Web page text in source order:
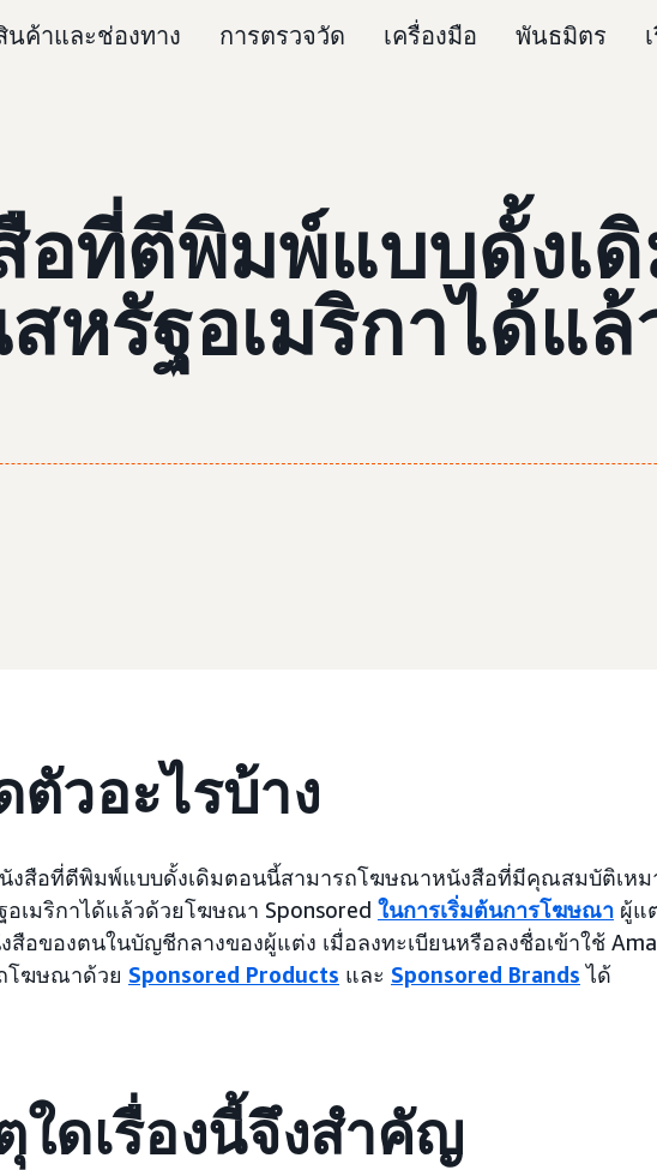
นค้าและช่องทาง การตรวจวัด เครื่องมือ พันธมิตร
อที่ตีพิมพ์แบบดั้งเ
หรัฐอเมริกาได้แ
ตัวอะไรบ้าง
งสือที่ตีพิมพ์แบบดั้งเดิมตอนนี้สามารถโฆษณาหนังสือที่มีคุณสมบัติเหม
อเมริกาได้แล้วด้วยโฆษณา Sponsored ในการเริ่มต้นการโฆษณา ผู้แ
สือของตนในบัญชีกลางของผู้แต่ง เมื่อลงทะเบียนหรือลงชื่อเข้าใช้
โฆษณาด้วย Sponsored Products และ Sponsored Brands ได้
ใดเรื่องนี้จึงสำคัญ